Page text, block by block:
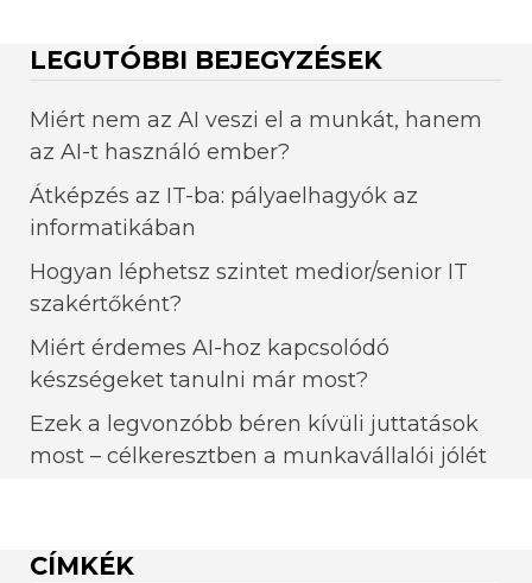
LEGUTÓBBI BEJEGYZÉSEK
Miért nem az AI veszi el a munkát, hanem
az AI-t használó ember?
Átképzés az IT-ba: pályaelhagyók az
informatikában
Hogyan léphetsz szintet medior/senior IT
szakértőként?
Miért érdemes AI-hoz kapcsolódó
készségeket tanulni már most?
Ezek a legvonzóbb béren kívüli juttatások
most – célkeresztben a munkavállalói jólét
CÍMKÉK